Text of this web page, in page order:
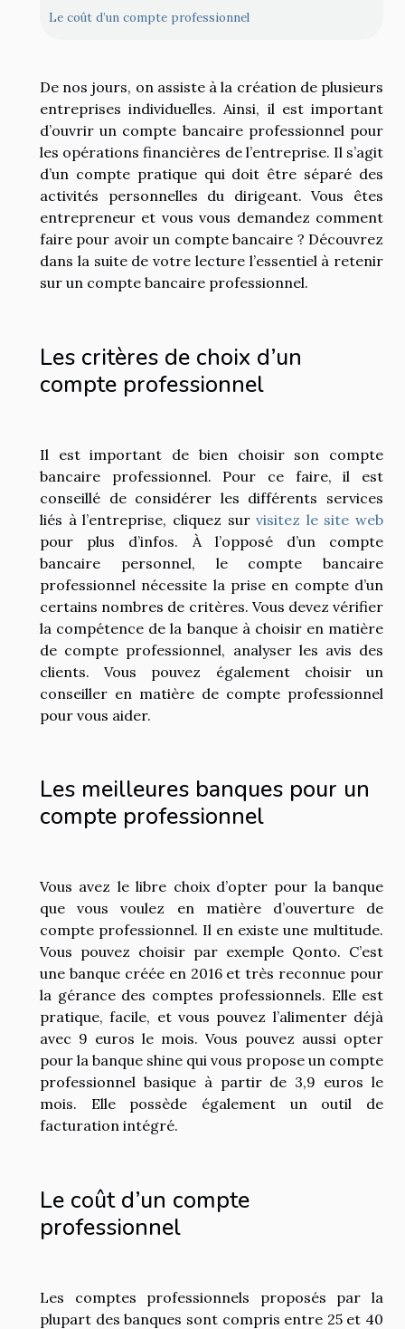
Le coût d’un compte professionnel
De nos jours, on assiste à la création de plusieurs
entreprises individuelles. Ainsi, il est important
d’ouvrir un compte bancaire professionnel pour
les opérations financières de l’entreprise. Il s’agit
d’un compte pratique qui doit être séparé des
activités personnelles du dirigeant. Vous êtes
entrepreneur et vous vous demandez comment
faire pour avoir un compte bancaire ? Découvrez
dans la suite de votre lecture l’essentiel à retenir
sur un compte bancaire professionnel.
Les critères de choix d’un
compte professionnel
Il est important de bien choisir son compte
bancaire professionnel. Pour ce faire, il est
conseillé de considérer les différents services
liés à l’entreprise, cliquez survisitez le site web
pour plus d’infos. À l’opposé d’un compte
bancaire personnel, le compte bancaire
professionnel nécessite la prise en compte d’un
certains nombres de critères. Vous devez vérifier
la compétence de la banque à choisir en matière
de compte professionnel, analyser les avis des
clients. Vous pouvez également choisir un
conseiller en matière de compte professionnel
pour vous aider.
Les meilleures banques pour un
compte professionnel
Vous avez le libre choix d’opter pour la banque
que vous voulez en matière d’ouverture de
compte professionnel. Il en existe une multitude.
Vous pouvez choisir par exemple Qonto. C’est
une banque créée en 2016 et très reconnue pour
la gérance des comptes professionnels. Elle est
pratique, facile, et vous pouvez l’alimenter déjà
avec 9 euros le mois. Vous pouvez aussi opter
pour la banque shine qui vous propose un compte
professionnel basique à partir de 3,9 euros le
mois. Elle possède également un outil de
facturation intégré.
Le coût d’un compte
professionnel
Les comptes professionnels proposés par la
plupart des banques sont compris entre 25 et 40